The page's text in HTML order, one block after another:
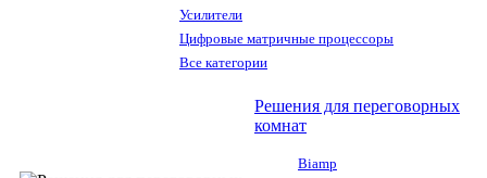
Усилители
Цифровые матричные процессоры
Все категории
Решения для переговорных
комнат
Biamp